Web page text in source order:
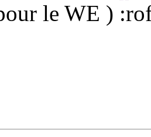
le WE )